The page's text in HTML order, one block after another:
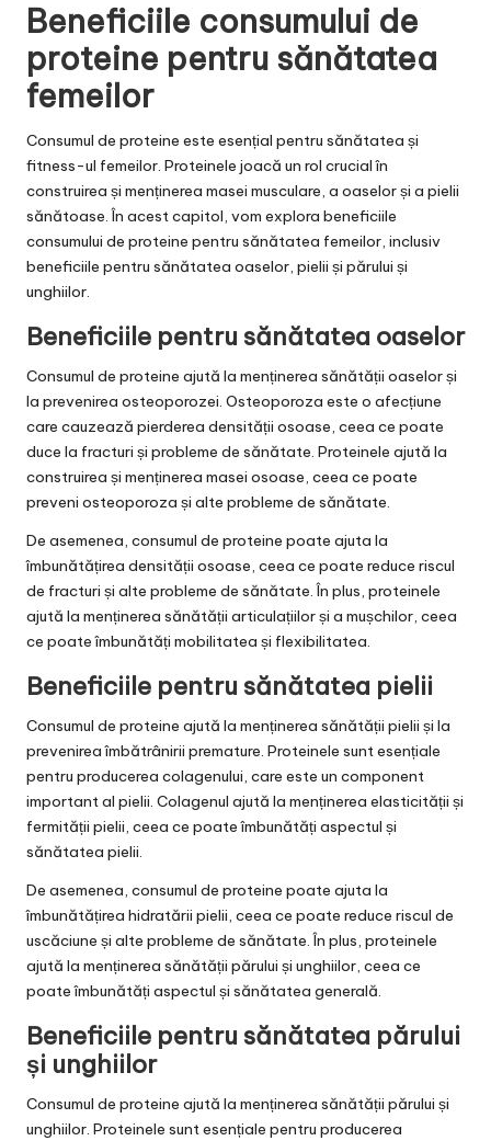
Beneficiile consumului de
proteine pentru sănătatea
femeilor
Consumul de proteine este esențial pentru sănătatea și
fitness-ul femeilor. Proteinele joacă un rol crucial în
construirea și menținerea masei musculare, a oaselor și a pielii
sănătoase. În acest capitol, vom explora beneficiile
consumului de proteine pentru sănătatea femeilor, inclusiv
beneficiile pentru sănătatea oaselor, pielii și părului și
unghiilor.
Beneficiile pentru sănătatea oaselor
Consumul de proteine ajută la menținerea sănătății oaselor și
la prevenirea osteoporozei. Osteoporoza este o afecțiune
care cauzează pierderea densității osoase, ceea ce poate
duce la fracturi și probleme de sănătate. Proteinele ajută la
construirea și menținerea masei osoase, ceea ce poate
preveni osteoporoza și alte probleme de sănătate.
De asemenea, consumul de proteine poate ajuta la
îmbunătățirea densității osoase, ceea ce poate reduce riscul
de fracturi și alte probleme de sănătate. În plus, proteinele
ajută la menținerea sănătății articulațiilor și a mușchilor, ceea
ce poate îmbunătăți mobilitatea și flexibilitatea.
Beneficiile pentru sănătatea pielii
Consumul de proteine ajută la menținerea sănătății pielii și la
prevenirea îmbătrânirii premature. Proteinele sunt esențiale
pentru producerea colagenului, care este un component
important al pielii. Colagenul ajută la menținerea elasticității și
fermității pielii, ceea ce poate îmbunătăți aspectul și
sănătatea pielii.
De asemenea, consumul de proteine poate ajuta la
îmbunătățirea hidratării pielii, ceea ce poate reduce riscul de
uscăciune și alte probleme de sănătate. În plus, proteinele
ajută la menținerea sănătății părului și unghiilor, ceea ce
poate îmbunătăți aspectul și sănătatea generală.
Beneficiile pentru sănătatea părului
și unghiilor
Consumul de proteine ajută la menținerea sănătății părului și
unghiilor. Proteinele sunt esențiale pentru producerea